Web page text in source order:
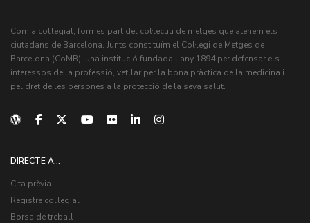
Com a col·legiat, formes part del col·lectiu de metges que atenem els
ciutadans de Barcelona. Junts constituïm el Col·legi de Metges de
Barcelona (CoMB), una institució fundada l'any 1894 per defensar els
interessos de la professió, vetllar per la bona pràctica de la medicina i
pel dret de les persones a la protecció de la seva salut.
DIRECTE A...
Cita prèvia
Registre col·legial
Borsa de treball